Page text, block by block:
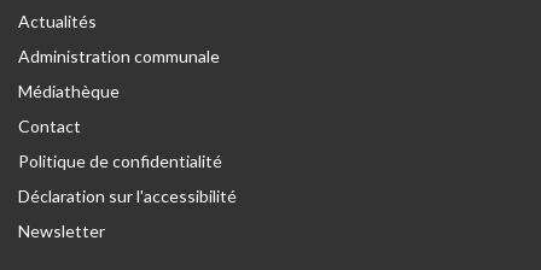
Actualités
Administration communale
Médiathèque
Contact
Politique de confidentialité
Déclaration sur l'accessibilité
Newsletter